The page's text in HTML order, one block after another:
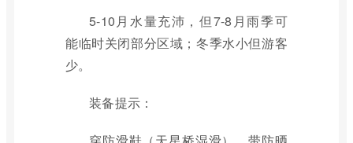
5-10月水量充沛，但7-8月雨季可
能临时关闭部分区域；冬季水小但游客
少。
装备提示：